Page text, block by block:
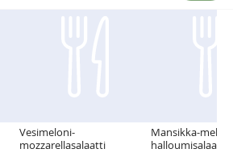
Vesimeloni-
mozzarellasalaatti
Mansikka-
halloumisalaatti